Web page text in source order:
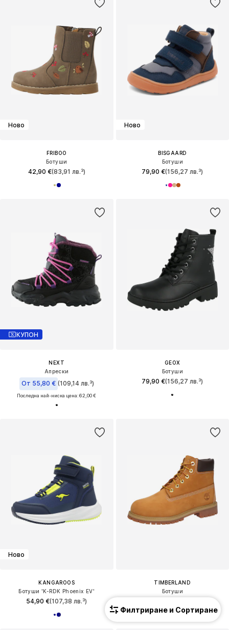
Ново
FRIBOO
Ботуши
42,90 €(83,91 лв.³)
Ново
BISGAARD
Ботуши
79,90 €(156,27 лв.³)
КУПОН
NEXT
Апрески
От 55,80 € (109,14 лв.³)
Последна най-ниска цена:62,00 €
GEOX
Ботуши
79,90 €(156,27 лв.³)
Ново
KANGAROOS
Ботуши 'K-RDK Phoenix EV'
54,90 €(107,38 лв.³)
TIMBERLAND
Ботуши
Филтриране и Сортиране